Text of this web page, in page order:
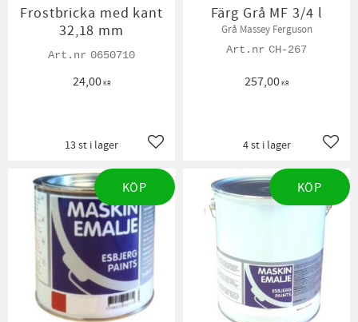
Frostbricka med kant
32,18 mm
0650710
24,00KR
Lägg till i favoriter
13 st i lager
Färg Grå MF 3/4 l
Grå Massey Ferguson
CH-267
257,00KR
4 st i lager
KÖP KÖP